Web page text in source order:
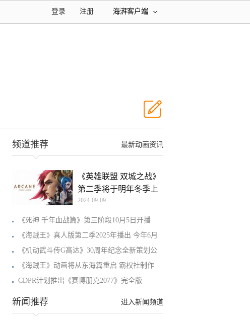
海湃客户端
注册
登录
最新动画资讯
频道推荐
《英雄联盟 双城之战》
第二季将于明年冬季上
2024-09-09
《死神 千年血战篇》第三阶段10月5日开播
《海贼王》真人版第二季2025年播出 今年6月
《机动武斗传G高达》30周年纪念全新策划公
《海贼王》动画将从东海篇重启 霸权社制作
CDPR计划推出《赛博朋克2077》完全版
进入新闻频道
新闻推荐